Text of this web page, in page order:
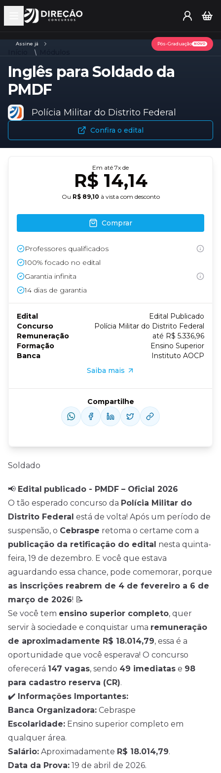
Open main menu
Assine já Pós-Graduação NOVO
Inglês para Soldado da
PMDF
Polícia Militar do Distrito Federal
Confira o edital
Soldado
📢 Edital publicado - PMDF – Oficial 2026
O tão esperado concurso da Polícia Militar do
Distrito Federal está de volta! Após um período de
suspensão, o Cebraspe retoma o certame com a
publicação da retificação do edital nesta quinta-
feira, 19 de dezembro. E você que estava
aguardando essa chance, pode comemorar, porque
as inscrições reabrem de 4 de fevereiro a 6 de
março de 2026! 📝
Se você tem ensino superior completo, quer
servir à sociedade e conquistar uma remuneração
de aproximadamente R$ 18.014,79, essa é a
oportunidade que você esperava! O concurso
oferecerá 147 vagas, sendo 49 imediatas e 98
para cadastro reserva (CR).
✔️ Informações Importantes:
Banca Organizadora: Cebraspe
Escolaridade: Ensino superior completo em
qualquer área.
Salário: Aproximadamente R$ 18.014,79.
Data da Prova: 19 de abril de 2026.
Em até 7x de
R$ 14,14
Ou R$ 89,10 à vista com desconto
Comprar
Professores qualificados
100% focado no edital
Garantia infinita
14 dias de garantia
Edital
Edital Publicado
Concurso
Polícia Militar do Distrito Federal
Remuneração
até R$ 5.336,96
Formação
Ensino Superior
Banca
Instituto AOCP
Saiba mais
Compartilhe